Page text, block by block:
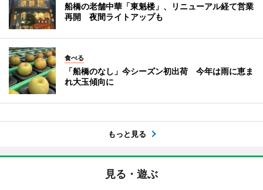
船橋の老舗中華「東魁楼」、リニューアル経て営業
再開 夜間ライトアップも
食べる
「船橋のなし」今シーズン初出荷 今年は雨に恵ま
れ大玉傾向に
もっと見る
見る・遊ぶ